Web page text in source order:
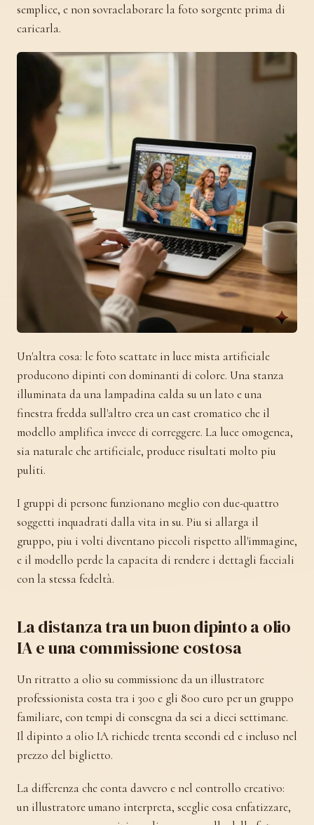
semplice, e non sovraelaborare la foto sorgente prima di
caricarla.
Un'altra cosa: le foto scattate in luce mista artificiale
producono dipinti con dominanti di colore. Una stanza
illuminata da una lampadina calda su un lato e una
finestra fredda sull'altro crea un cast cromatico che il
modello amplifica invece di correggere. La luce omogenea,
sia naturale che artificiale, produce risultati molto piu
puliti.
I gruppi di persone funzionano meglio con due-quattro
soggetti inquadrati dalla vita in su. Piu si allarga il
gruppo, piu i volti diventano piccoli rispetto all'immagine,
e il modello perde la capacita di rendere i dettagli facciali
con la stessa fedeltà.
La distanza tra un buon dipinto a olio
IA e una commissione costosa
Un ritratto a olio su commissione da un illustratore
professionista costa tra i 300 e gli 800 euro per un gruppo
familiare, con tempi di consegna da sei a dieci settimane.
Il dipinto a olio IA richiede trenta secondi ed e incluso nel
prezzo del biglietto.
La differenza che conta davvero e nel controllo creativo:
un illustratore umano interpreta, sceglie cosa enfatizzare,